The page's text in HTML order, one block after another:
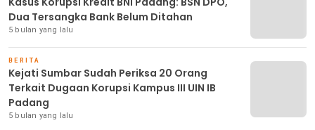
Dua Tersangka Bank Belum Ditahan
5 bulan yang lalu
BERITA
Kejati Sumbar Sudah Periksa 20 Orang
Terkait Dugaan Korupsi Kampus III UIN IB
Padang
5 bulan yang lalu